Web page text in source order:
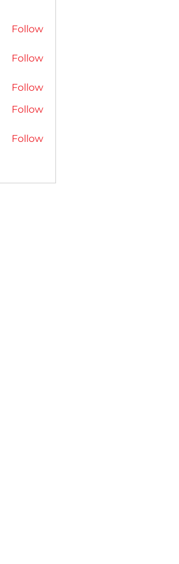
Follow
Follow
Follow
Follow
Follow